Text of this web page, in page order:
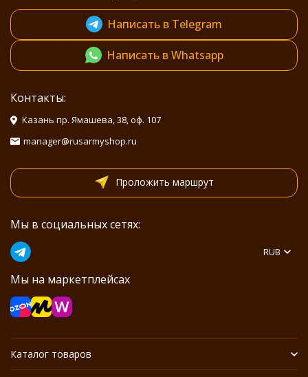
Написать в Telegram
Написать в Whatsapp
Контакты:
Казань пр. Ямашева, 38, оф. 107
manager@rusarmyshop.ru
Проложить маршрут
Мы в социальных сетях:
Мы на маркетплейсах
RUB
Каталог товаров